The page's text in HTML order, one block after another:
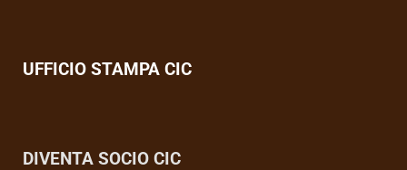
UFFICIO STAMPA CIC
DIVENTA SOCIO CIC